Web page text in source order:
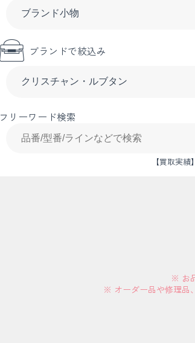
ブランドで絞込み
フリーワード検索
【買取実績
※ お
※ オーダー品や修理品